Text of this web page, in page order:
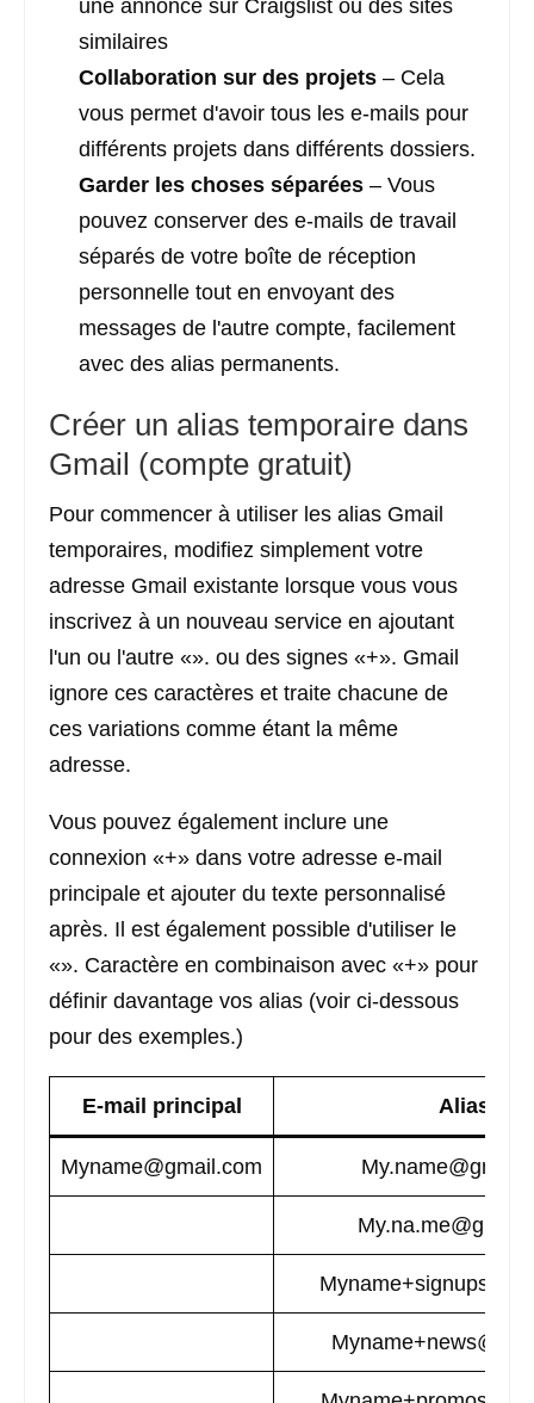
une annonce sur Craigslist ou des sites
similaires
Collaboration sur des projets – Cela
vous permet d'avoir tous les e-mails pour
différents projets dans différents dossiers.
Garder les choses séparées – Vous
pouvez conserver des e-mails de travail
séparés de votre boîte de réception
personnelle tout en envoyant des
messages de l'autre compte, facilement
avec des alias permanents.
Créer un alias temporaire dans
Gmail (compte gratuit)
Pour commencer à utiliser les alias Gmail
temporaires, modifiez simplement votre
adresse Gmail existante lorsque vous vous
inscrivez à un nouveau service en ajoutant
l'un ou l'autre «». ou des signes «+». Gmail
ignore ces caractères et traite chacune de
ces variations comme étant la même
adresse.
Vous pouvez également inclure une
connexion «+» dans votre adresse e-mail
principale et ajouter du texte personnalisé
après. Il est également possible d'utiliser le
«». Caractère en combinaison avec «+» pour
définir davantage vos alias (voir ci-dessous
pour des exemples.)
E-mail principal Alias
Myname@gmail.com